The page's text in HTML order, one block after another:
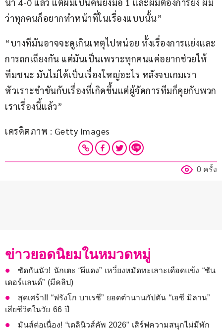
นำ 4-0 แล้ว แต่ผมเป็นคนยิงมือ 1 และผมต้องการยิง ผม
ว่าทุกคนก็อยากทำหน้าที่ในเรื่องแบบนั้น”
“บางทีมันอาจจะดูเกินเหตุไปหน่อย ทั้งเรื่องการแย่งและ
การถกเถียงกัน แต่มันเป็นเพราะทุกคนแค่อยากช่วยให้
ทีมชนะ มันไม่ได้เป็นเรื่องใหญ่อะไร หลังจบเกมเรา
หัวเราะขำขันกับเรื่องที่เกิดขึ้นแต่ผู้จัดการทีมก็คุยกับพวก
เราเรื่องนี้แล้ว”
เครดิตภาพ : Getty Images
0 ครั้ง
ข่าวยอดนิยมในหมวดหมู่
ซัดกันนัว! นักเตะ “ผีแดง” เหวี่ยงหมัดทะเลาะเดือดแข้ง “ซัน
เดอร์แลนด์” (มีคลิป)
สุดเศร้า!! “ฟรังโก บาเรซี” ยอดตำนานกัปตัน “เอซี มิลาน”
เสียชีวิตในวัย 66 ปี
มันส์ต่อเนื่อง! “เดลินิวส์คัพ 2026” เสิร์ฟความสนุกไม่มีพัก